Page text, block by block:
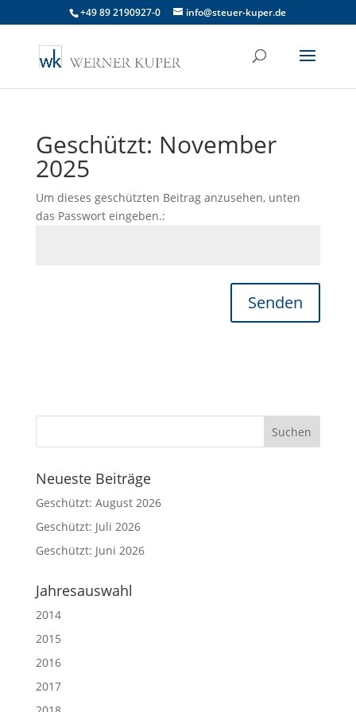
+49 89 2190927-0 info@steuer-kuper.de
Geschützt: November
2025
Um dieses geschützten Beitrag anzusehen, unten
das Passwort eingeben.:
Senden
Neueste Beiträge
Geschützt: August 2026
Geschützt: Juli 2026
Geschützt: Juni 2026
Jahresauswahl
2014
2015
2016
2017